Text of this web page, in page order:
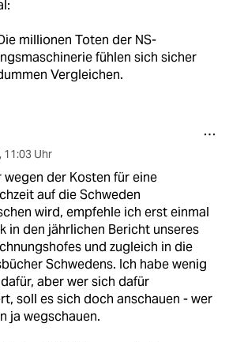
millionen Toten der NS-
fühlen sich sicher
Vergleichen.
11:03 Uhr
wegen der Kosten für eine
auf die Schweden
wird, empfehle ich erst einmal
in den jährlichen Bericht unseres
und zugleich in die
Schwedens. Ich habe wenig
aber wer sich dafür
soll es sich doch anschauen - wer
ja wegschauen.